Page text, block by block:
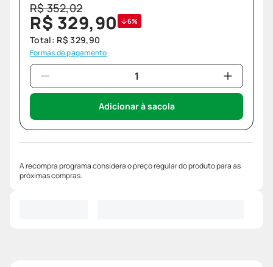
R$352,02
R$ 329,90 6%
Total: R$ 329,90
Formas de pagamento
Adicionar à sacola
A recompra programa considera o preço regular do produto para as
próximas compras.